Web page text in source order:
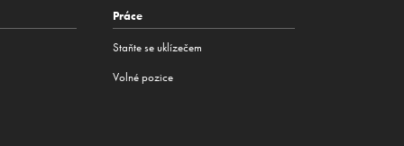
Práce
Staňte se uklízečem
Volné pozice